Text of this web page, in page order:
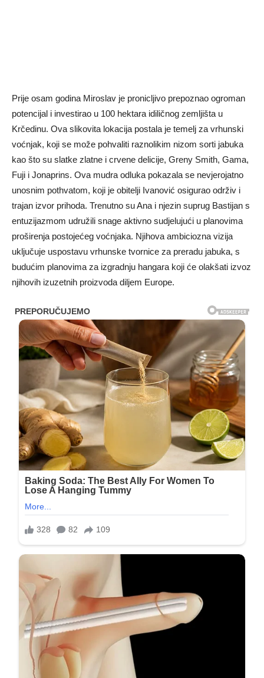
Prije osam godina Miroslav je pronicljivo prepoznao ogroman
potencijal i investirao u 100 hektara idiličnog zemljišta u
Krčedinu. Ova slikovita lokacija postala je temelj za vrhunski
voćnjak, koji se može pohvaliti raznolikim nizom sorti jabuka
kao što su slatke zlatne i crvene delicije, Greny Smith, Gama,
Fuji i Jonaprins. Ova mudra odluka pokazala se nevjerojatno
unosnim pothvatom, koji je obitelji Ivanović osigurao održiv i
trajan izvor prihoda. Trenutno su Ana i njezin suprug Bastijan s
entuzijazmom udružili snage aktivno sudjelujući u planovima
proširenja postojećeg voćnjaka. Njihova ambiciozna vizija
uključuje uspostavu vrhunske tvornice za preradu jabuka, s
budućim planovima za izgradnju hangara koji će olakšati izvoz
njihovih izuzetnih proizvoda diljem Europe.